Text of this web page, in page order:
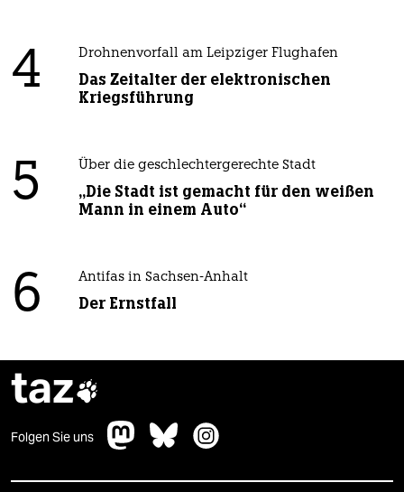
4 Drohnenvorfall am Leipziger Flughafen
Das Zeitalter der elektronischen
Kriegsführung
5 Über die geschlechtergerechte Stadt
„Die Stadt ist gemacht für den weißen
Mann in einem Auto“
6 Antifas in Sachsen-Anhalt
Der Ernstfall
taz
Folgen Sie uns